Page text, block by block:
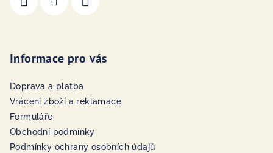
Informace pro vás
Doprava a platba
Vrácení zboží a reklamace
Formuláře
Obchodní podmínky
Podmínky ochrany osobních údajů